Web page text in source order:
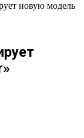
новую модель